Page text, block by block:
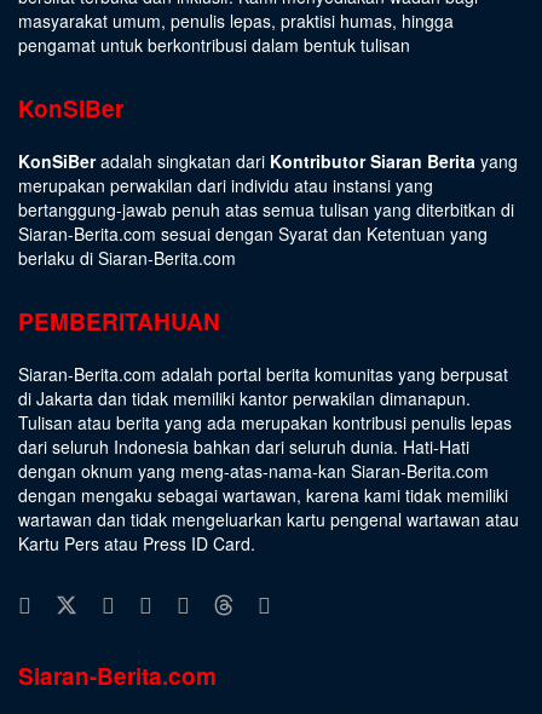
masyarakat umum, penulis lepas, praktisi humas, hingga
pengamat untuk berkontribusi dalam bentuk tulisan
KonSiBer
KonSiBeradalah singkatan dari Kontributor Siaran Berita yang
merupakan perwakilan dari individu atau instansi yang
bertanggung-jawab penuh atas semua tulisan yang diterbitkan di
Siaran-Berita.com sesuai dengan Syarat dan Ketentuan yang
berlaku di Siaran-Berita.com
PEMBERITAHUAN
Siaran-Berita.com adalah portal berita komunitas yang berpusat
di Jakarta dan tidak memiliki kantor perwakilan dimanapun.
Tulisan atau berita yang ada merupakan kontribusi penulis lepas
dari seluruh Indonesia bahkan dari seluruh dunia. Hati-Hati
dengan oknum yang meng-atas-nama-kan Siaran-Berita.com
dengan mengaku sebagai wartawan, karena kami tidak memiliki
wartawan dan tidak mengeluarkan kartu pengenal wartawan atau
Kartu Pers atau Press ID Card.
Siaran-Berita.com